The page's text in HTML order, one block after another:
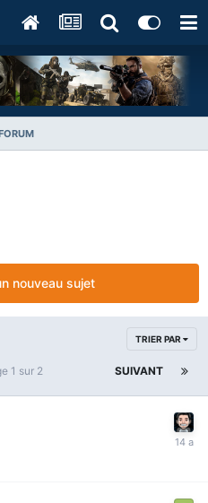
nouveau sujet
TRIER PAR
SUIVANT
1 sur 2